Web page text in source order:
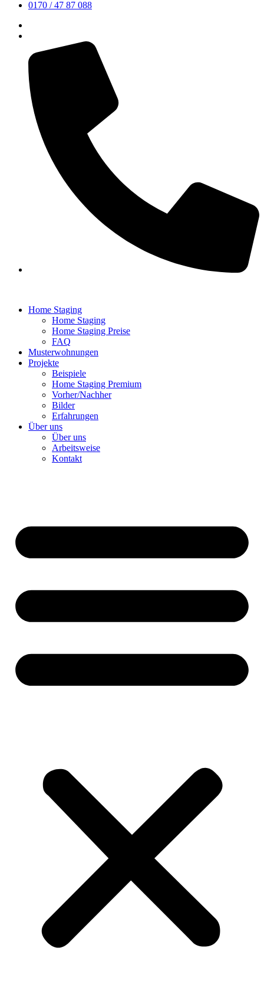
0170 / 47 87 088
Home Staging
Home Staging
Home Staging Preise
FAQ
Musterwohnungen
Projekte
Beispiele
Home Staging Premium
Vorher/Nachher
Bilder
Erfahrungen
Über uns
Über uns
Arbeitsweise
Kontakt